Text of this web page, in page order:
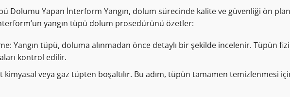
Dolumu Yapan İnterform Yangın, dolum sürecinde kalite ve güvenliği ön
yangın tüpü dolum prosedürünü özetler:
Yangın tüpü, doluma alınmadan önce detaylı bir şekilde incelenir. Tüpün
kontrol edilir.
kimyasal veya gaz tüpten boşaltılır. Bu adım, tüpün tamamen temizlenmesi